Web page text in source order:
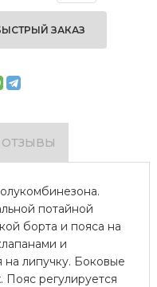
ЗАКАЗ
ОТЗЫВЫ
потайной
борта и пояса на
и
на липучку. Боковые
Пояс регулируется